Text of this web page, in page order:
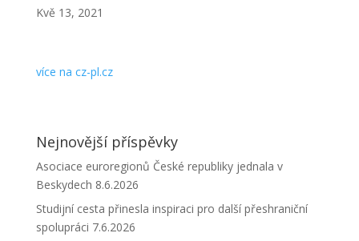
Kvě 13, 2021
více na cz-pl.cz
Nejnovější příspěvky
Asociace euroregionů České republiky jednala v
Beskydech 8.6.2026
Studijní cesta přinesla inspiraci pro další přeshraniční
spolupráci 7.6.2026